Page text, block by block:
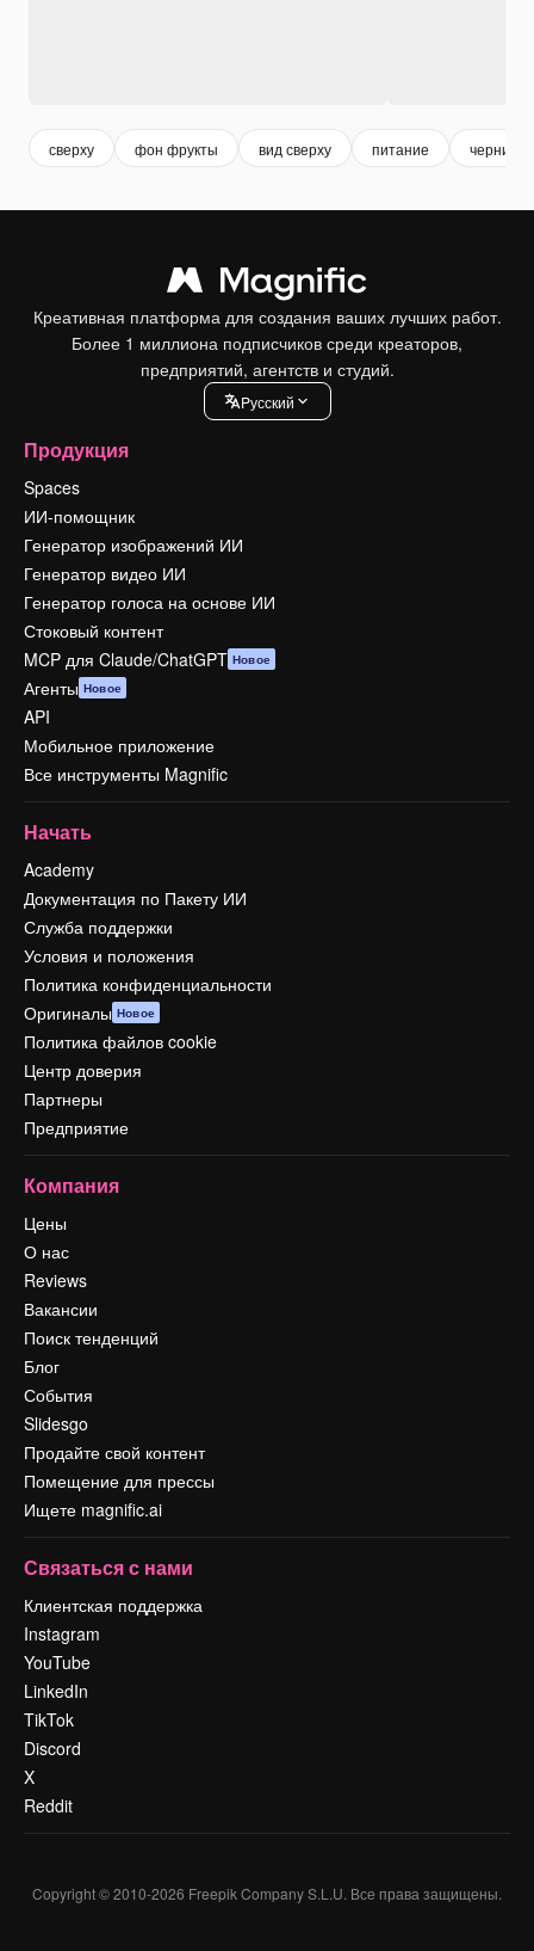
сверху фон фрукты вид сверху питание черника
Креативная платформа для создания ваших лучших работ.
Более 1 миллиона подписчиков среди креаторов,
предприятий, агентств и студий.
Pусский
Продукция
Spaces
ИИ-помощник
Генератор изображений ИИ
Генератор видео ИИ
Генератор голоса на основе ИИ
Стоковый контент
MCP для Claude/ChatGPT Новое
Агенты Новое
API
Мобильное приложение
Все инструменты Magnific
Начать
Academy
Документация по Пакету ИИ
Служба поддержки
Условия и положения
Политика конфиденциальности
Оригиналы Новое
Политика файлов cookie
Центр доверия
Партнеры
Предприятие
Компания
Цены
О нас
Reviews
Вакансии
Поиск тенденций
Блог
События
Slidesgo
Продайте свой контент
Помещение для прессы
Ищете magnific.ai
Связаться с нами
Клиентская поддержка
Instagram
YouTube
LinkedIn
TikTok
Discord
X
Reddit
Copyright © 2010-2026 Freepik Company S.L.U. Все права защищены.